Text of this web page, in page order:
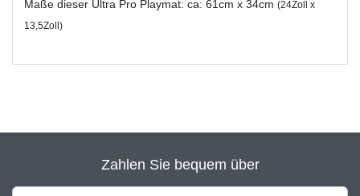
Maße dieser Ultra Pro Playmat: ca: 61cm x 34cm (24Zoll x
13,5Zoll)
Zahlen Sie bequem über